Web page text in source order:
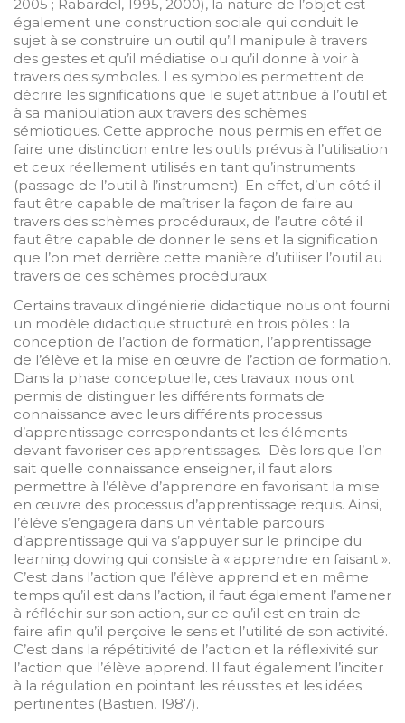
2005 ; Rabardel, 1995, 2000), la nature de l’objet est
également une construction sociale qui conduit le
sujet à se construire un outil qu’il manipule à travers
des gestes et qu’il médiatise ou qu’il donne à voir à
travers des symboles. Les symboles permettent de
décrire les significations que le sujet attribue à l’outil et
à sa manipulation aux travers des schèmes
sémiotiques. Cette approche nous permis en effet de
faire une distinction entre les outils prévus à l’utilisation
et ceux réellement utilisés en tant qu’instruments
(passage de l’outil à l’instrument). En effet, d’un côté il
faut être capable de maîtriser la façon de faire au
travers des schèmes procéduraux, de l’autre côté il
faut être capable de donner le sens et la signification
que l’on met derrière cette manière d’utiliser l’outil au
travers de ces schèmes procéduraux.
Certains travaux d’ingénierie didactique nous ont fourni
un modèle didactique structuré en trois pôles : la
conception de l’action de formation, l’apprentissage
de l’élève et la mise en œuvre de l’action de formation.
Dans la phase conceptuelle, ces travaux nous ont
permis de distinguer les différents formats de
connaissance avec leurs différents processus
d’apprentissage correspondants et les éléments
devant favoriser ces apprentissages. Dès lors que l’on
sait quelle connaissance enseigner, il faut alors
permettre à l’élève d’apprendre en favorisant la mise
en œuvre des processus d’apprentissage requis. Ainsi,
l’élève s’engagera dans un véritable parcours
d’apprentissage qui va s’appuyer sur le principe du
learning dowing qui consiste à « apprendre en faisant ».
C’est dans l’action que l’élève apprend et en même
temps qu’il est dans l’action, il faut également l’amener
à réfléchir sur son action, sur ce qu’il est en train de
faire afin qu’il perçoive le sens et l’utilité de son activité.
C’est dans la répétitivité de l’action et la réflexivité sur
l’action que l’élève apprend. Il faut également l’inciter
à la régulation en pointant les réussites et les idées
pertinentes (Bastien, 1987).